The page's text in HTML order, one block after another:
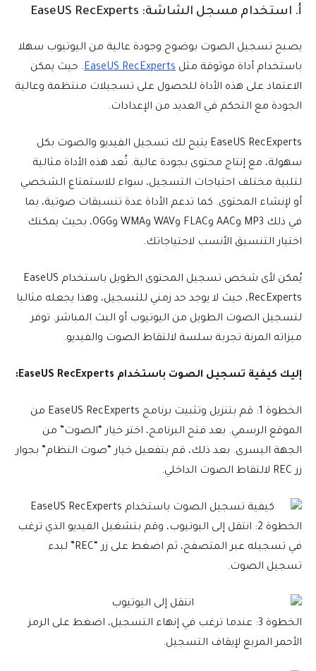
أ. استخدام مسجل الشاشة: EaseUS RecExperts
يصبح تسجيل الصوت بوضوح وجودة عالية من اليوتيوب سهلا
باستخدام أداة موثوقة مثل EaseUS RecExperts. حيث يمكن
الاعتماد على هذه الأداة للحصول على تسجيلات منتظمة وعالية
الجودة مع التحكم في العديد من الإعدادات.
EaseUS RecExperts يتيح لك تسجيل الفيديو والصوت بكل
سهولة، مع إنتاج محتوى بجودة عالية. تُعد هذه الأداة مثالية
لتلبية مختلف احتياجات التسجيل، سواء للاستمتاع الشخصي
أو لإنشاء المحتوى. كما تدعم الأداة عدة تنسيقات صوتية، بما
في ذلك MP3 وAAC وFLAC وWAV وWMA وOGG، بحيث يمكنك
اختيار التنسيق الأنسب لاحتياجاتك.
يُمكن لأى شخص تسجيل المحتوى الطويل باستخدام EaseUS
RecExperts، حيث لا يوجد حد زمني للتسجيل، وهذا يجعله مثاليا
لتسجيل الصوت الطويل من اليوتيوب أو البث المباشر. توفر
ميزاته المرنة تجربة سلسة لالتقاط الصوت والفيديو.
إليك كيفية تسجيل الصوت باستخدام EaseUS RecExperts:
الخطوة 1: قم بتنزيل وتثبيت برنامج EaseUS RecExperts من
الموقع الرسمي. بعد فتح البرنامج، اختر خيار “الصوت” من
الجهة اليسرى. بعد ذلك، قم بتفعيل خيار “صوت النظام” بجوار
زر REC لالتقاط الصوت الداخلي.
الخطوة 2: انتقل إلى اليوتيوب، وقم بتشغيل الفيديو الذي ترغب
في تسجيله عبر المتصفح، ثم اضغط على زر “REC” لبدء
تسجيل الصوت.
الخطوة 3: عندما ترغب في إنهاء التسجيل، اضغط على الرمز
الأحمر المربع لإيقاف التسجيل.